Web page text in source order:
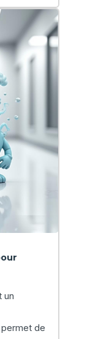
un
permet de